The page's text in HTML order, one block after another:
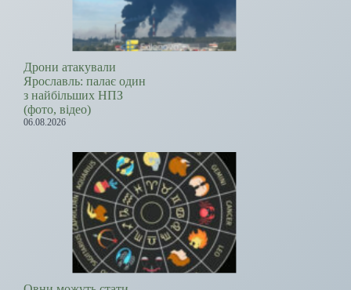
Дрони атакували
Ярославль: палає один
з найбільших НПЗ
(фото, відео)
06.08.2026